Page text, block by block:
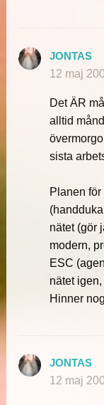
JONTAS
12 maj
Det ÄR
alltid
sista
Planen
nätet (gör
modern,
ESC
nätet
Hinner
JONTAS
12 maj